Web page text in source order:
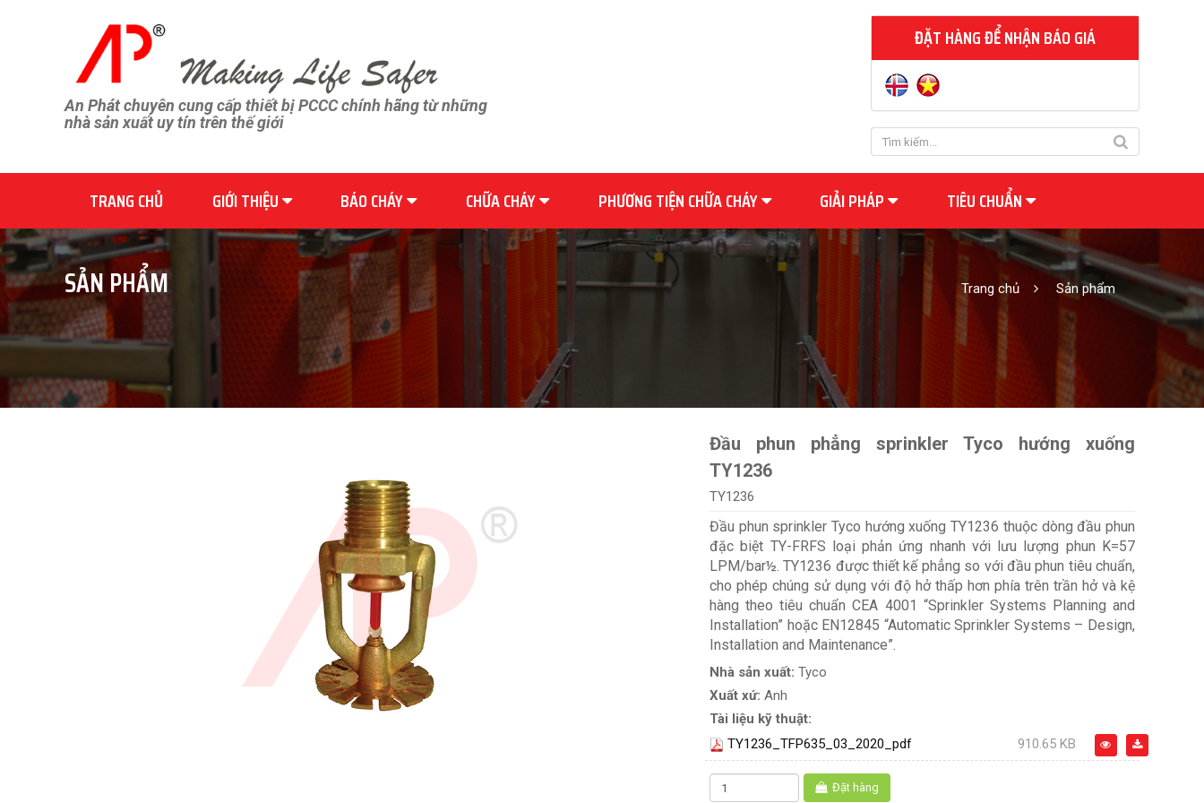
An Phát chuyên cung cấp thiết bị PCCC chính hãng từ những
nhà sản xuất uy tín trên thế giới
ĐẶT HÀNG ĐỂ NHẬN BÁO GIÁ
TRANG CHỦ GIỚI THIỆU BÁO CHÁY CHỮA CHÁY PHƯƠNG TIỆN CHỮA CHÁY GIẢI PHÁP TIÊU CHUẨN
SẢN PHẨM Trang chủ Sản phẩm
Đầu phun phẳng sprinkler Tyco hướng xuống
TY1236
TY1236
Đầu phun sprinkler Tyco hướng xuống TY1236 thuộc dòng đầu phun
đặc biệt TY-FRFS loại phản ứng nhanh với lưu lượng phun K=57
LPM/bar½. TY1236 được thiết kế phẳng so với đầu phun tiêu chuẩn,
cho phép chúng sử dụng với độ hở thấp hơn phía trên trần hở và kệ
hàng theo tiêu chuẩn CEA 4001 “Sprinkler Systems Planning and
Installation” hoặc EN12845 “Automatic Sprinkler Systems – Design,
Installation and Maintenance”.
Nhà sản xuất: Tyco
Xuất xứ: Anh
Tài liệu kỹ thuật:
TY1236_TFP635_03_2020_pdf
910.65 KB
Đặt hàng